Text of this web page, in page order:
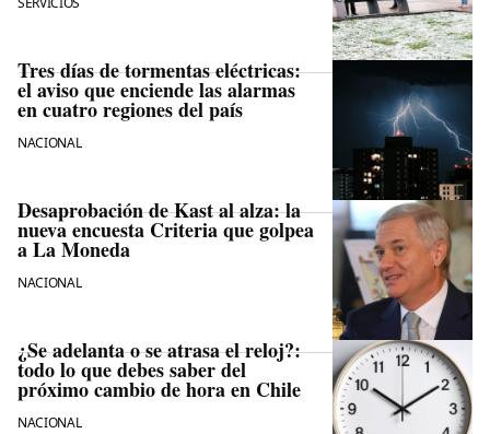
Tres días de tormentas eléctricas:
el aviso que enciende las alarmas
en cuatro regiones del país
NACIONAL
Desaprobación de Kast al alza: la
nueva encuesta Criteria que golpea
a La Moneda
NACIONAL
¿Se adelanta o se atrasa el reloj?:
todo lo que debes saber del
próximo cambio de hora en Chile
NACIONAL